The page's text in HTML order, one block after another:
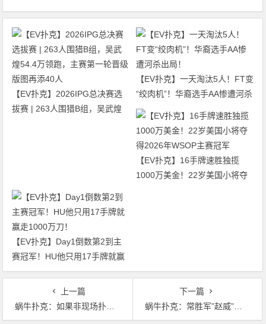
【EV扑克】2026IPG总决赛选
拔赛 | 263人围猎B组，吴武煌
【EV扑克】一天淘汰5人！FT变
“绞肉机”！华裔选手AA惨遭河杀
出局！
【EV扑克】16手牌速胜独揽
1000万美金！22岁美国小将夺
【EV扑克】Day1倒数第2到主
赛冠军！HU他只用17手牌就赢
走1000万刀！
上一篇
蜗牛扑克：如果非现场扑克也有名人堂，那么谁会率先入选呢？
下一篇
蜗牛扑克：常胜军”赵威”勇夺WSOP冬巡赛排行冠军